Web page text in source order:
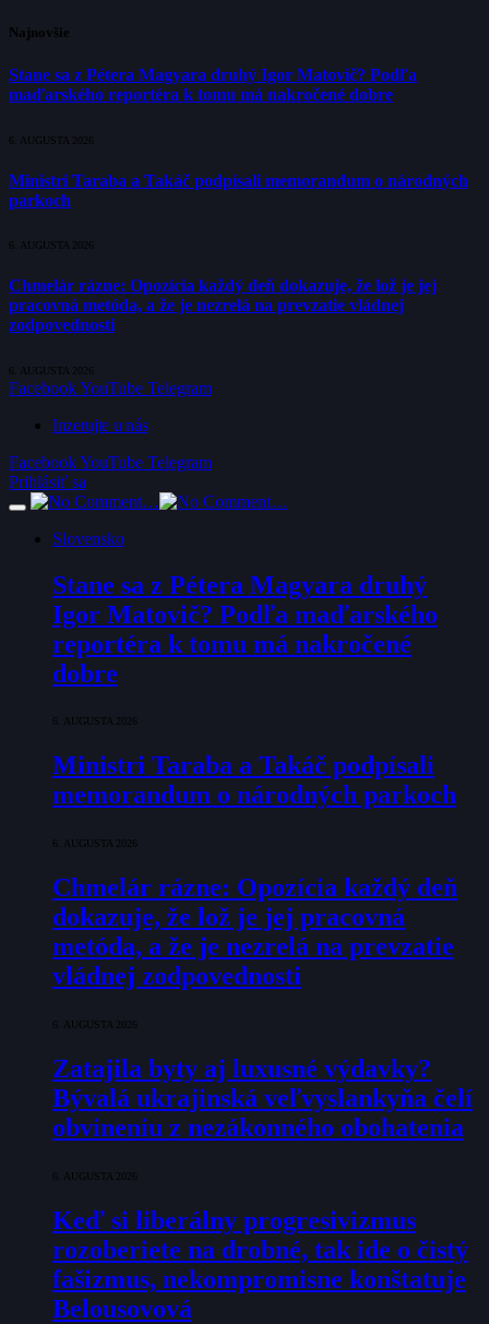
Najnovšie
Stane sa z Pétera Magyara druhý Igor Matovič? Podľa
maďarského reportéra k tomu má nakročené dobre
6. AUGUSTA 2026
Ministri Taraba a Takáč podpísali memorandum o národných
parkoch
6. AUGUSTA 2026
Chmelár rázne: Opozícia každý deň dokazuje, že lož je jej
pracovná metóda, a že je nezrelá na prevzatie vládnej
zodpovednosti
6. AUGUSTA 2026
FacebookYouTube Telegram
Inzerujte u nás
FacebookYouTube Telegram
Prihlásiť sa
Slovensko
Stane sa z Pétera Magyara druhý
Igor Matovič? Podľa maďarského
reportéra k tomu má nakročené
dobre
6. AUGUSTA 2026
Ministri Taraba a Takáč podpísali
memorandum o národných parkoch
6. AUGUSTA 2026
Chmelár rázne: Opozícia každý deň
dokazuje, že lož je jej pracovná
metóda, a že je nezrelá na prevzatie
vládnej zodpovednosti
6. AUGUSTA 2026
Zatajila byty aj luxusné výdavky?
Bývalá ukrajinská veľvyslankyňa čelí
obvineniu z nezákonného obohatenia
6. AUGUSTA 2026
Keď si liberálny progresivizmus
rozoberiete na drobné, tak ide o čistý
fašizmus, nekompromisne konštatuje
Belousovová